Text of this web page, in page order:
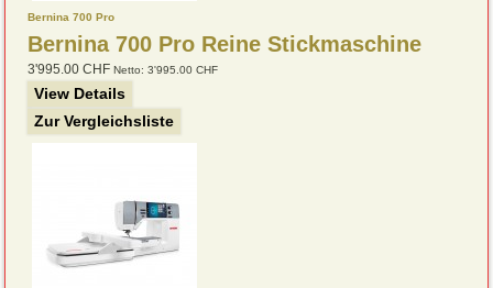
Bernina 700 Pro
Bernina 700 Pro Reine Stickmaschine
3'995.00 CHF Netto: 3'995.00 CHF
View Details
Zur Vergleichsliste